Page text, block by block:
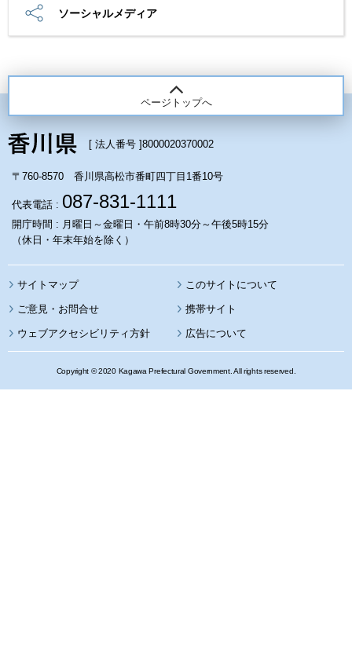
ソーシャルメディア
ページトップへ
[ 法人番号 ]8000020370002
〒760-8570 香川県高松市番町四丁目1番10号
代表電話 : 087-831-1111
開庁時間 : 月曜日～金曜日・午前8時30分～午後5時15分
（休日・年末年始を除く）
サイトマップ このサイトについて
携帯サイト
ウェブアクセシビリティ方針 広告について
Copyright © 2020 Kagawa Prefectural Government. All rights reserved.